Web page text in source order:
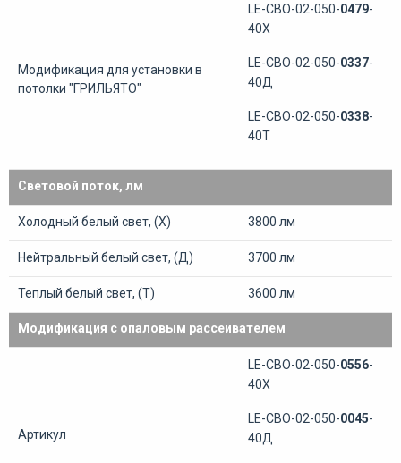
Модификация для установки в
потолки "ГРИЛЬЯТО"
LE-СВО-02-050-0479-
40Х
LE-СВО-02-050-0337-
40Д
LE-СВО-02-050-0338-
40Т
Световой поток, лм
Холодный белый свет, (Х) 3800 лм
Нейтральный белый свет, (Д) 3700 лм
Теплый белый свет, (Т) 3600 лм
Модификация с опаловым рассеивателем
Артикул
LE-СВО-02-050-0556-
40Х
LE-СВО-02-050-0045-
40Д